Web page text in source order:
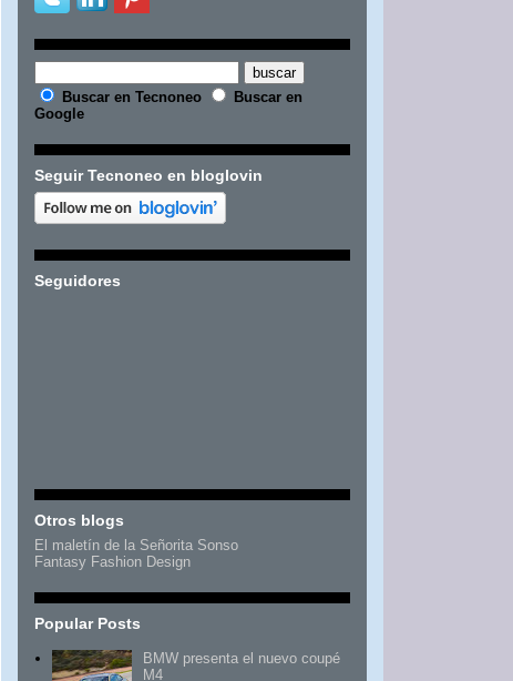
Buscar en Tecnoneo
Buscar en
Google
Seguir Tecnoneo en bloglovin
Seguidores
Otros blogs
El maletín de la Señorita Sonso
Fantasy Fashion Design
Popular Posts
BMW presenta el nuevo coupé
M4